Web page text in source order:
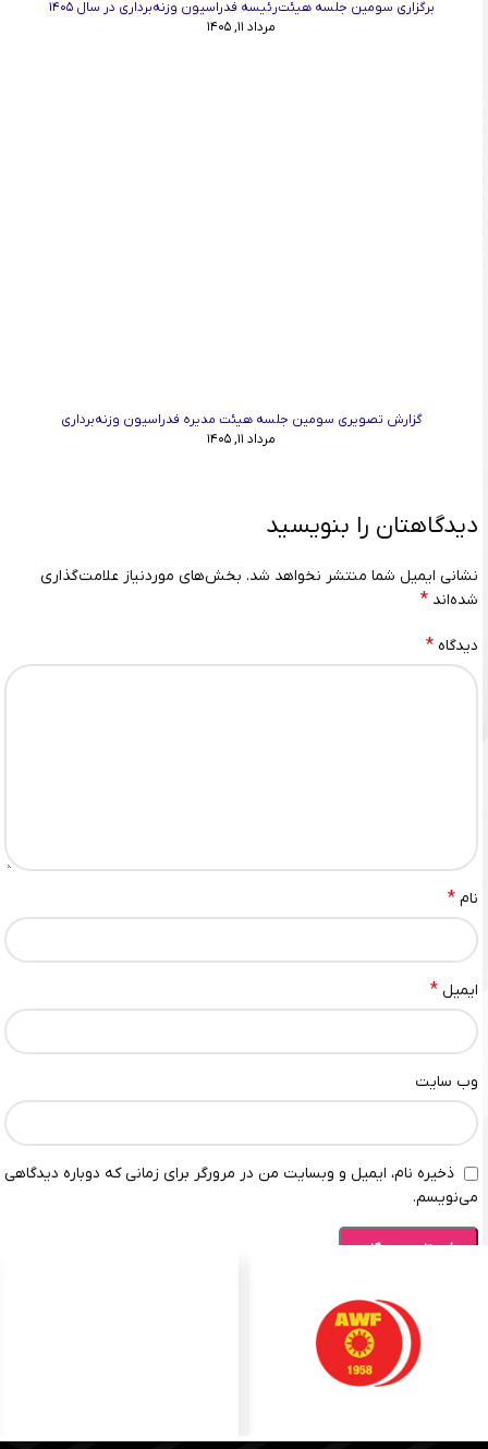
برگزاری سومین جلسه هیئت‌رئیسه فدراسیون وزنه‌برداری در سال ۱۴۰۵
مرداد ۱۱, ۱۴۰۵
گزارش تصویری سومین جلسه هیئت مدیره فدراسیون وزنه‌برداری
مرداد ۱۱, ۱۴۰۵
دیدگاهتان را بنویسید
نشانی ایمیل شما منتشر نخواهد شد. بخش‌های موردنیاز علامت‌گذاری
شده‌اند *
دیدگاه *
نام *
ایمیل *
وب‌ سایت
ذخیره نام، ایمیل و وبسایت من در مرورگر برای زمانی که دوباره دیدگاهی
می‌نویسم.